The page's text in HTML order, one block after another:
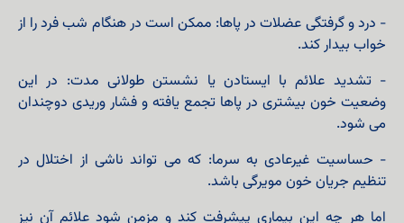
- درد و گرفتگی عضلات در پاها: ممکن است در هنگام شب فرد را از
خواب بیدار کند.
- تشدید علائم با ایستادن یا نشستن طولانی مدت: در این
وضعیت خون بیشتری در پاها تجمع یافته و فشار وریدی دوچندان
می‌ شود.
- حساسیت غیرعادی به سرما: که می تواند ناشی از اختلال در
تنظیم جریان خون مویرگی باشد.
اما هر چه این بیماری پیشرفت کند و مزمن شود علائم آن نیز